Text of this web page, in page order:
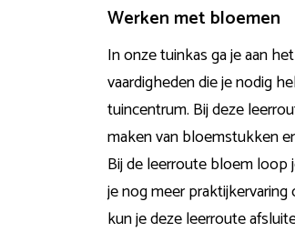
Werken met bloemen
In onze tuinkas ga je aan
vaardigheden die je nodig
tuincentrum. Bij deze
maken vanbloemstukken
Bij de leerroutebloemloop
je nog meer
kun je deze leerroute